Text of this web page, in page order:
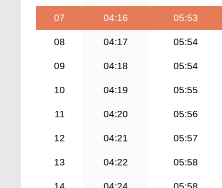
07 04:16 05:53
08 04:17 05:54
09 04:18 05:54
10 04:19 05:55
11 04:20 05:56
12 04:21 05:57
13 04:22 05:58